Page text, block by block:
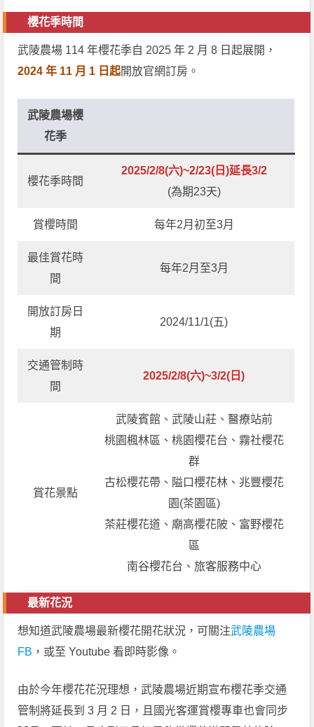
櫻花季時間
武陵農場 114 年櫻花季自 2025 年 2 月 8 日起展開，
2024 年 11 月 1 日起開放官網訂房。
武陵農場櫻
花季
櫻花季時間
2025/2/8(六)~2/23(日)延長3/2
(為期23天)
賞櫻時間 每年2月初至3月
最佳賞花時
間
每年2月至3月
開放訂房日
期
2024/11/1(五)
交通管制時
間
2025/2/8(六)~3/2(日)
賞花景點
武陵賓館、武陵山莊、醫療站前
桃園楓林區、桃園櫻花台、霧社櫻花
群
古松櫻花帶、隘口櫻花林、兆豐櫻花
園(茶園區)
茶莊櫻花道、廟高櫻花陂、富野櫻花
區
南谷櫻花台、旅客服務中心
最新花況
想知道武陵農場最新櫻花開花狀況，可關注武陵農場
FB ，或至 Youtube 看即時影像。
由於今年櫻花花況理想，武陵農場近期宣布櫻花季交通
管制將延長到 3 月 2 日，且國光客運賞櫻專車也會同步